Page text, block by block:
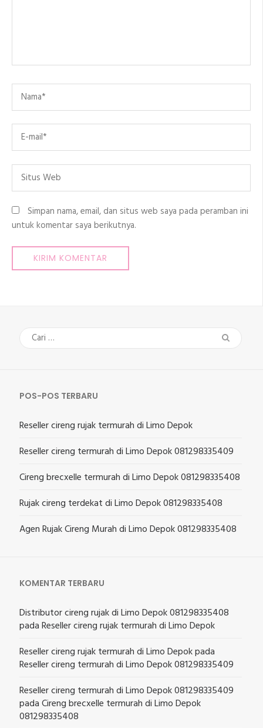
Name
Email
Situs
Web
Simpan nama, email, dan situs web saya pada peramban ini
untuk komentar saya berikutnya.
Cari
untuk:
POS-POS TERBARU
Reseller cireng rujak termurah di Limo Depok
Reseller cireng termurah di Limo Depok 081298335409
Cireng brecxelle termurah di Limo Depok 081298335408
Rujak cireng terdekat di Limo Depok 081298335408
Agen Rujak Cireng Murah di Limo Depok 081298335408
KOMENTAR TERBARU
Distributor cireng rujak di Limo Depok 081298335408
padaReseller cireng rujak termurah di Limo Depok
Reseller cireng rujak termurah di Limo Depokpada
Reseller cireng termurah di Limo Depok 081298335409
Reseller cireng termurah di Limo Depok 081298335409
padaCireng brecxelle termurah di Limo Depok
081298335408